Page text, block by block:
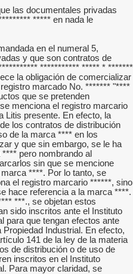
las documentales privadas
***** en nada le
en el numeral 5,
y que son contratos de
*********** ***** * *******
la obligación de comercializar
marcado No. ******* "****
que se pretenden
menciona el registro marcario
Litis presente. En efecto, la
los contratos de distribución
de la marca **** en los
y que sin embargo, se le ha
pero nombrando al
sin que se mencione
****. Por lo tanto, se
el registro marcario ******, sino
hace referencia a la marca ****.
***., se objetan estos
sido inscritos ante el Instituto
para que tengan efectos ante
Industrial. En efecto,
141 de la ley de la materia
de distribución o de uso de
inscritos en el Instituto
Para mayor claridad, se